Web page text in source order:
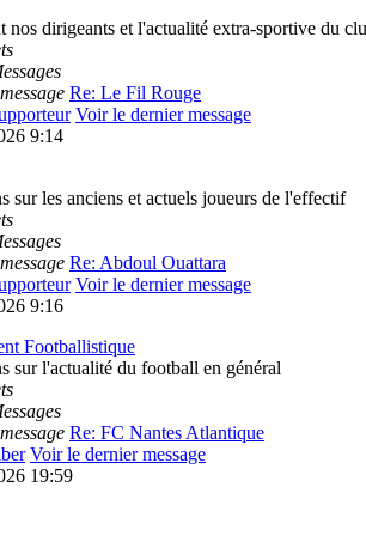
nos dirigeants et l'actualité extra-sportive du
Re: Le Fil Rouge
Voir le dernier message
9:14
sur les anciens et actuels joueurs de l'effectif
Re: Abdoul Ouattara
Voir le dernier message
9:16
Footballistique
sur l'actualité du football en général
Re: FC Nantes Atlantique
Voir le dernier message
19:59